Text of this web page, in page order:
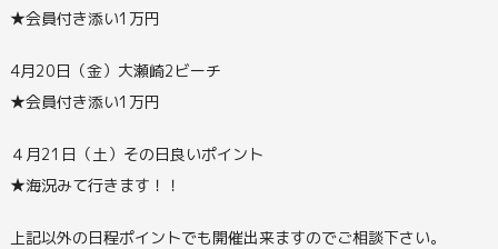
★会員付き添い1万円
4月20日（金）大瀬崎2ビーチ
★会員付き添い1万円
４月21日（土）その日良いポイント
★海況みて行きます！！
上記以外の日程ポイントでも開催出来ますのでご相談下さい。